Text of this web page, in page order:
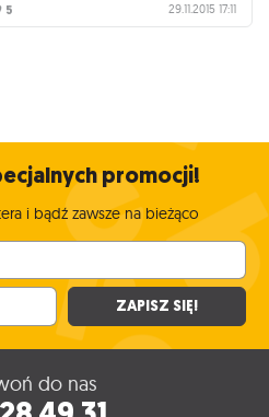
5 29.11.2015 17:11
promocji!
i bądź zawsze na bieżąco
ZAPISZ SIĘ!
do nas